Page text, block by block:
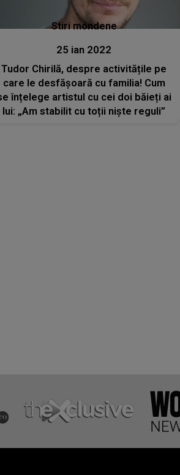
Stiri mondene
25 ian 2022
Tudor Chirilă, despre activitățile pe
care le desfășoară cu familia! Cum
înțelege artistul cu cei doi băieți ai
lui: „Am stabilit cu toții niște reguli”